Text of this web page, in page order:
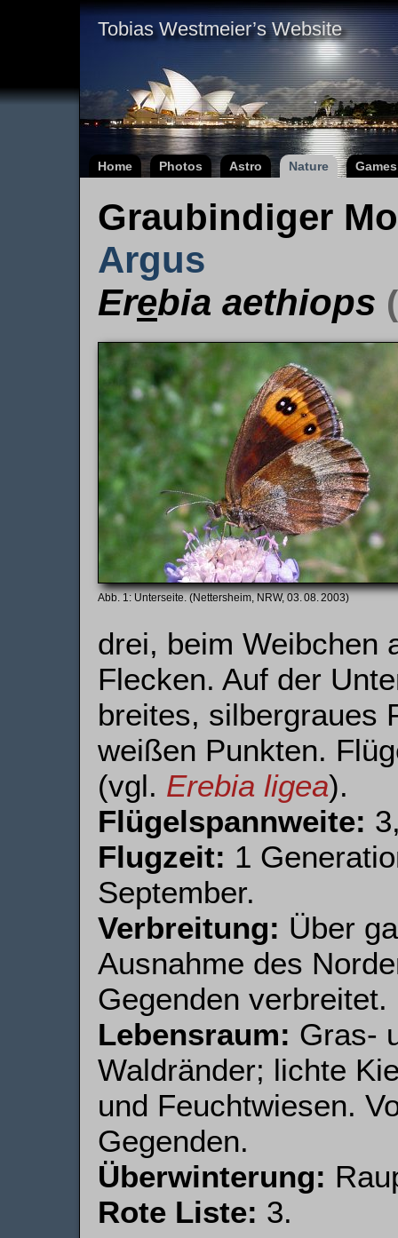
Tobias Westmeier’s Website
Home Photos Astro Nature Games
Graubindiger
Argus
Erebia aethiops
Unterseite. (Nettersheim, NRW, 03. 08. 2003)
drei, beim Weibchen
Flecken. Auf der
breites, silbergraues
weißen Punkten.
(vgl. Erebia ligea).
Flügelspannweite:
Flugzeit: 1
September.
Verbreitung: Über
Ausnahme des
Gegenden verbreitet.
Lebensraum: Gras-
Waldränder; lichte
und Feuchtwiesen.
Gegenden.
Überwinterung:
Rote Liste: 3.